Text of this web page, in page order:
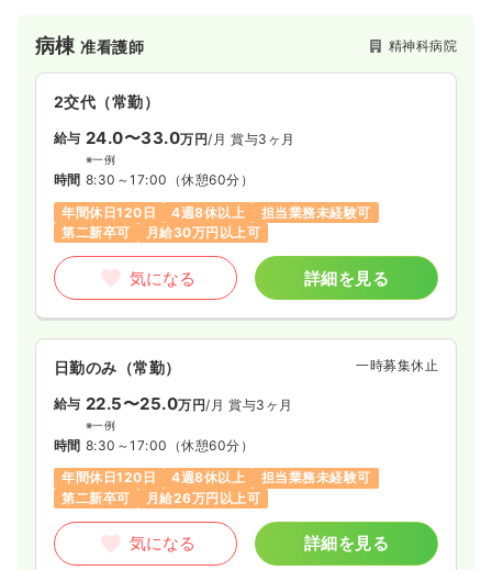
す。外来～在宅まで一貫したサポートが可能な病院です。
病棟准看護師 精神科病院
2交代（常勤）
給与 24.0〜33.0万円/月 賞与3ヶ月
※一例
時間 8:30～17:00 （休憩60分）
年間休日120日
4週8休以上
担当業務未経験可
第二新卒可
月給30万円以上可
気になる 詳細を見る
日勤のみ（常勤） 一時募集休止
給与 22.5〜25.0万円/月 賞与3ヶ月
※一例
時間 8:30～17:00 （休憩60分）
年間休日120日
4週8休以上
担当業務未経験可
第二新卒可
月給26万円以上可
気になる 詳細を見る